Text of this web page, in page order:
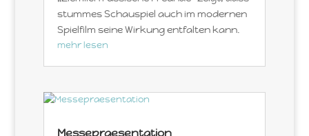
stummes Schauspiel auch im modernen
Spielfilm seine Wirkung entfalten kann.
mehr lesen